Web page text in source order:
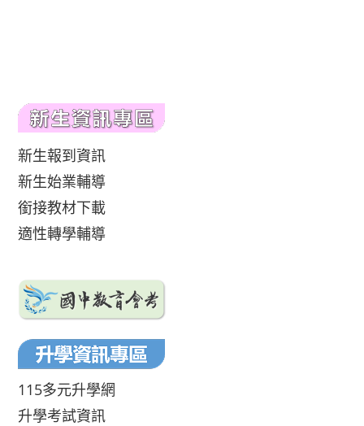
新生報到資訊
新生始業輔導
銜接教材下載
適性轉學輔導
115多元升學網
升學考試資訊